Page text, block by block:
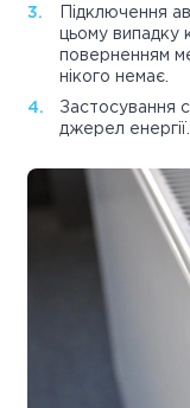
Підключення
цьому випадку
поверненням
нікого немає.
Застосування
джерел енергії.